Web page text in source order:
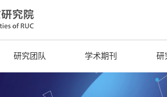
研究团队 学术期刊 研